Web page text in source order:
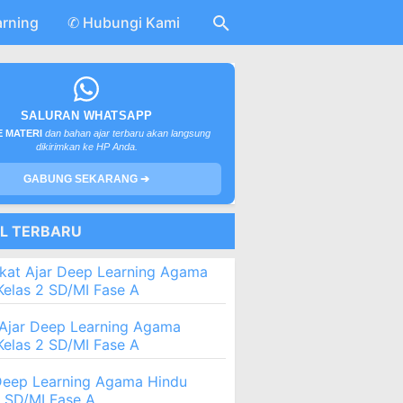
✆ Hubungi Kami
SALURAN WHATSAPP
MATERI dan bahan ajar terbaru akan langsung
dikirimkan ke HP Anda.
GABUNG SEKARANG ➔
TERBARU
Ajar Deep Learning Agama
2 SD/MI Fase A
Deep Learning Agama
2 SD/MI Fase A
Learning Agama Hindu
SD/MI Fase A